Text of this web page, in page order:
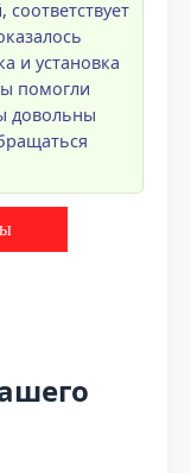
соответствует
и установка
помогли
довольны